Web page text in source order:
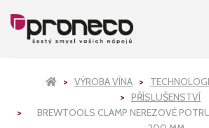
VÝROBA VÍNA
PŘÍSLUŠENSTVÍ
BREWTOOLS CLAMP NEREZOVÉ